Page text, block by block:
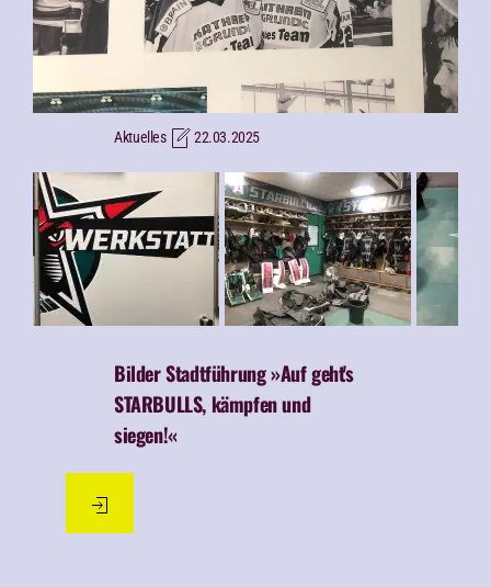
Aktuelles 22.03.2025
Bilder Stadtführung »Auf geht's
STARBULLS, kämpfen und
siegen!«